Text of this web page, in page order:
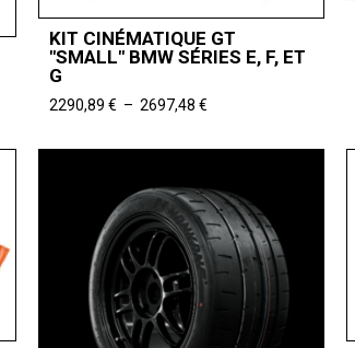
KIT CINÉMATIQUE GT
"SMALL" BMW SÉRIES E, F, ET
G
2290,89 € – 2697,48 €Plage
prix :
à
2697,48 €